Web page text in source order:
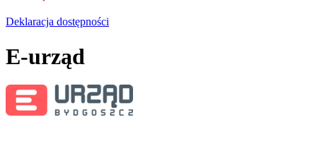
Deklaracja dostępności
E-urząd